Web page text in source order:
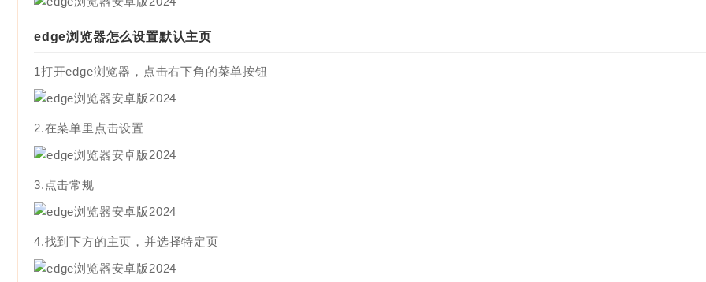
edge浏览器怎么设置默认主页
1打开edge浏览器，点击右下角的菜单按钮
2.在菜单里点击设置
3.点击常规
4.找到下方的主页，并选择特定页